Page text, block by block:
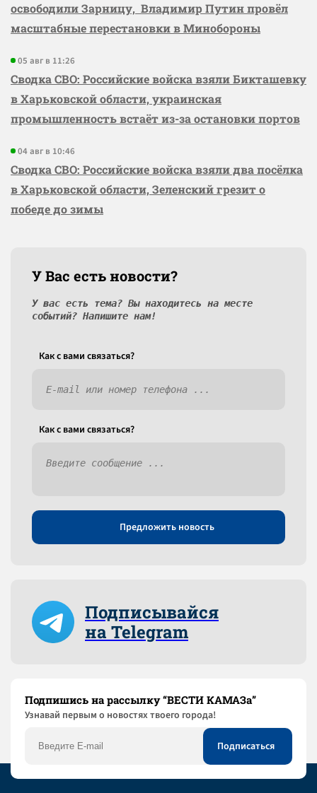
освободили Зарницу, Владимир Путин провёл
масштабные перестановки в Минобороны
05 авг в 11:26
Сводка СВО: Российские войска взяли Бикташевку
в Харьковской области, украинская
промышленность встаёт из-за остановки портов
04 авг в 10:46
Сводка СВО: Российские войска взяли два посёлка
в Харьковской области, Зеленский грезит о
победе до зимы
У Вас есть новости?
У вас есть тема? Вы находитесь на месте
событий? Напишите нам!
Как c вами связаться?
Как c вами связаться?
Предложить новость
Подписывайся
на Telegram
Подпишись на рассылку “ВЕСТИ КАМАЗа”
Узнaвай первым о новостях твоего города!